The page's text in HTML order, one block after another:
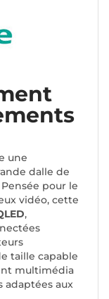
une
dalle de
Pensée pour le
vidéo, cette
,
taille capable
multimédia
adaptées aux